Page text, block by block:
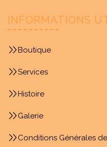
INFORMATIONS
Boutique
Services
Histoire
Galerie
Conditions Générales